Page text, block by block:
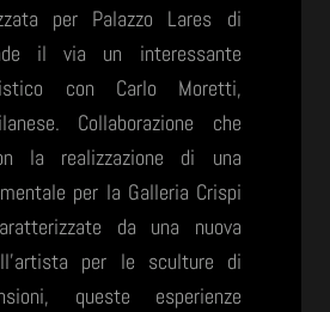
per Palazzo Lares di
il via un interessante
con Carlo Moretti,
Collaborazione che
la realizzazione di una
per la Galleria Crispi
da una nuova
per le sculture di
queste esperienze